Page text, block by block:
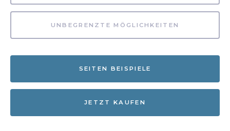
UNBEGRENZTE MÖGLICHKEITEN
SEITEN BEISPIELE
JETZT KAUFEN